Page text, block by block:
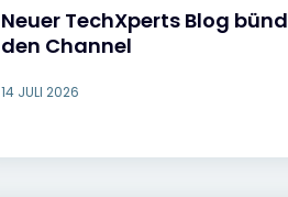
Neuer TechXperts Blog
den Channel
14 JULI 2026